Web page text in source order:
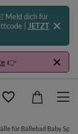
Meld dich für
| JETZT
👉
für Bällebad Baby